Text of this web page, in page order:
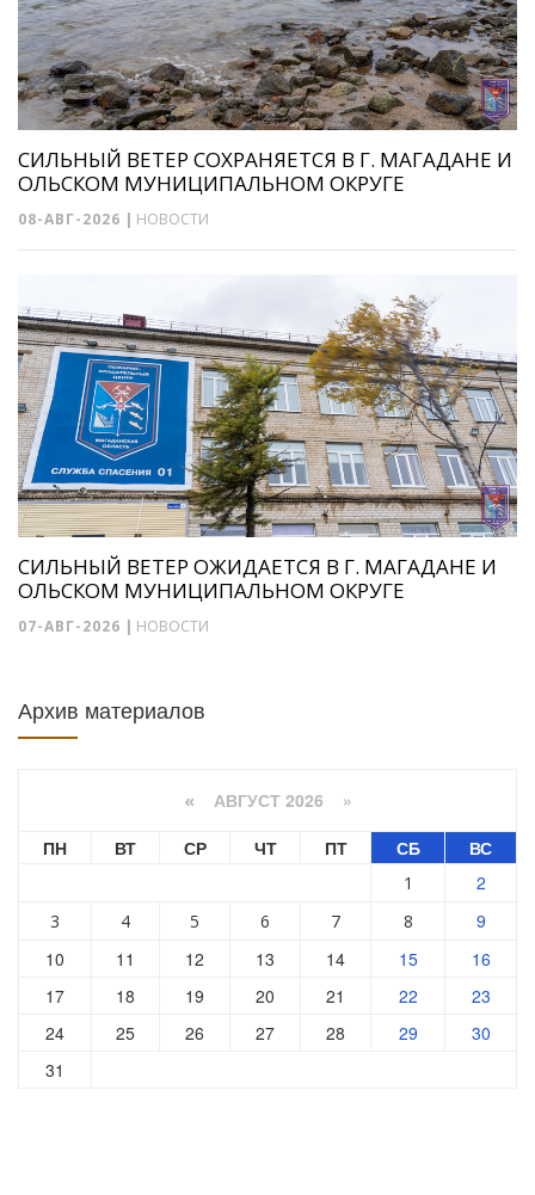
СИЛЬНЫЙ ВЕТЕР СОХРАНЯЕТСЯ В Г. МАГАДАНЕ И
ОЛЬСКОМ МУНИЦИПАЛЬНОМ ОКРУГЕ
08-АВГ-2026 | НОВОСТИ
СИЛЬНЫЙ ВЕТЕР ОЖИДАЕТСЯ В Г. МАГАДАНЕ И
ОЛЬСКОМ МУНИЦИПАЛЬНОМ ОКРУГЕ
07-АВГ-2026 | НОВОСТИ
Архив материалов
« АВГУСТ 2026 »
ПН
ВТ СР ЧТ ПТ СБ ВС
1 2
3 4 5 6 7 8
9
10
11 12 13 14 15
16
17
18 19 20 21 22
23
24
25 26 27 28 29
30
31